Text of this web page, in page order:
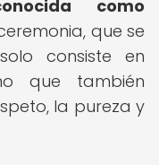
como
que se
consiste en
que también
la pureza y